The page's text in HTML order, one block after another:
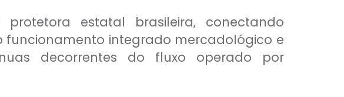
estatal brasileira, conectando
funcionamento integrado mercadológico e
decorrentes do fluxo operado por